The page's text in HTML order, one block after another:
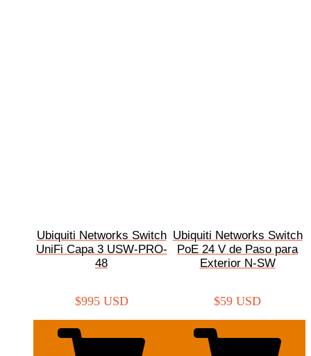
Ubiquiti Networks Switch
UniFi Capa 3 USW-PRO-
48
$995 USD
Ubiquiti Networks Switch
PoE 24 V de Paso para
Exterior N-SW
$59 USD